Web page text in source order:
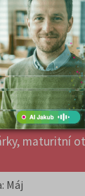
ve
VŠ, VOŠ,
obory
maturitní
Máj